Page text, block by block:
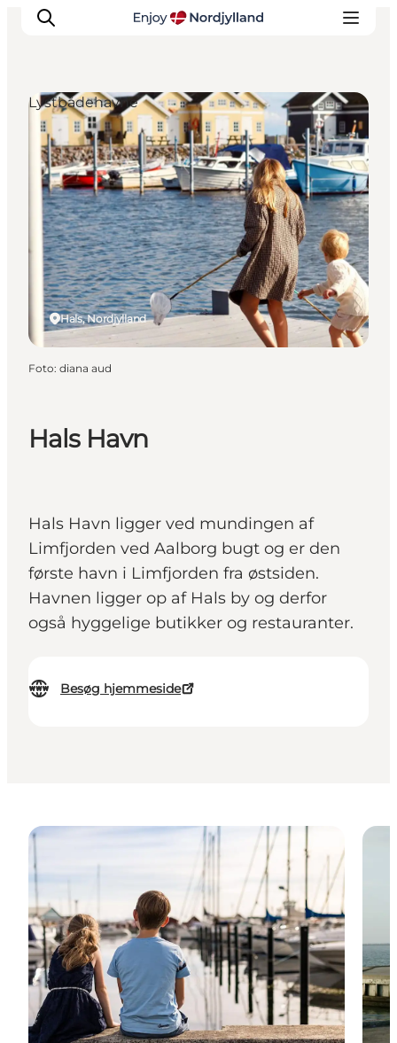
Oplevelser og aktiviteter
Planlæg din tur
Byer og steder
Guides
Det sker
For børn
Hals Havn
Hals Havn ligger ved mundingen af
Limfjorden ved Aalborg bugt og er den
første havn i Limfjorden fra østsiden.
Havnen ligger op af Hals by og derfor
også hyggelige butikker og restauranter.
Besøg hjemmeside
Hals, Nordjylland
Lystbådehavne
Foto: diana aud